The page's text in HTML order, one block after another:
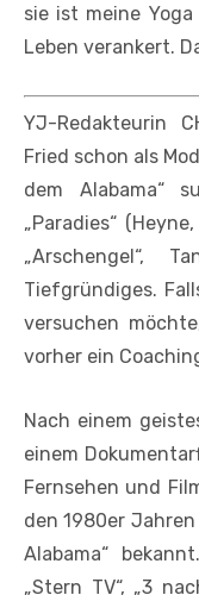
sie ist meine
Leben verankert.
YJ-Redakteurin
Fried schon als
dem Alabama“
„Paradies“
„Arschengel“,
Tiefgründiges.
versuchen
vorher ein
Nach einem
einem
Fernsehen und
den 1980er
Alabama“
„Stern TV“, „3